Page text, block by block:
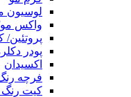
لوسیون
واکس
پروتئین/
پودر
اکسیدان
فرچه
کیت رنگ